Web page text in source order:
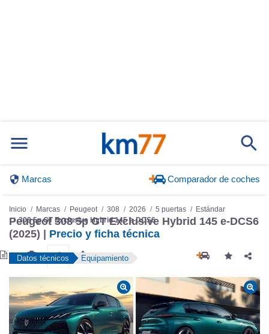
Inicio Marcas Peugeot 308 2026 5 puertas
Estándar
308 5p GT Exclusive Hybrid 145 e-DCS6
Peugeot 308 5p GT Exclusive Hybrid 145 e-DCS6
(2025) |
Precio y ficha técnica